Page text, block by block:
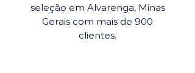
seleção em Alvarenga, Minas
Gerais com mais de 900
clientes.